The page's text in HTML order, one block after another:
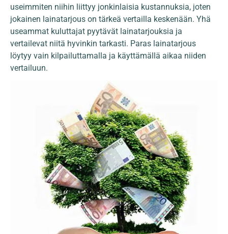
useimmiten niihin liittyy jonkinlaisia kustannuksia, joten
jokainen lainatarjous on tärkeä vertailla keskenään. Yhä
useammat kuluttajat pyytävät lainatarjouksia ja
vertailevat niitä hyvinkin tarkasti. Paras lainatarjous
löytyy vain kilpailuttamalla ja käyttämällä aikaa niiden
vertailuun.